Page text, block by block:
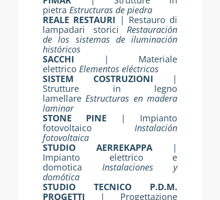
pietra Estructuras de piedra
REALE RESTAURI | Restauro di
lampadari storici Restauración
de los sistemas de iluminación
históricos
SACCHI
|
Materiale
elettrico Elementos eléctricos
SISTEM COSTRUZIONI |
Strutture in legno
lamellare Estructuras en madera
laminar
STONE PINE | Impianto
fotovoltaico Instalación
fotovoltaica
STUDIO AERREKAPPA|
Impianto elettrico e
domotica Instalaciones y
domótica
STUDIO TECNICO P.D.M.
PROGETTI
| Progettazione